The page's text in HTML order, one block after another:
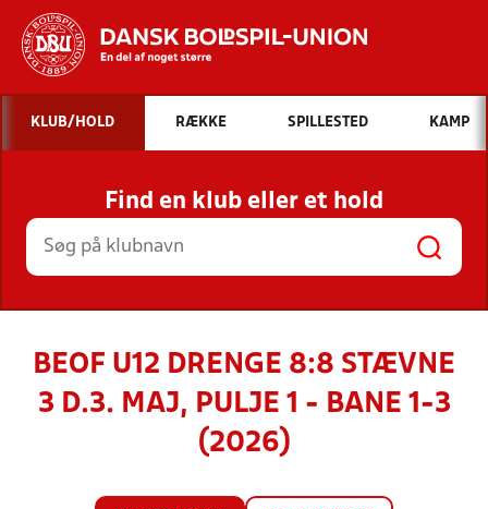
Hvad vil du søge efter?
INDHOLD OG NYHEDER
STILLINGER, RESULTATER, KLUBBER OG
HOLD
KLUB/HOLD RÆKKE SPILLESTED KAMP
Find en klub eller et hold
BEOF U12 DRENGE 8:8 STÆVNE
3 D.3. MAJ, PULJE 1 - BANE 1-3
(2026)